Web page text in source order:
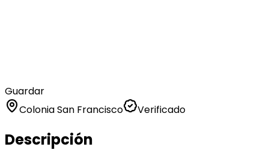
Guardar
Colonia San Francisco
Verificado
Descripción